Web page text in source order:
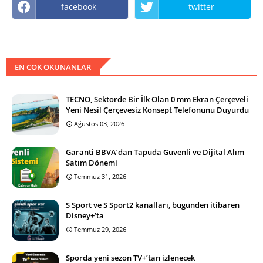
facebook twitter
EN COK OKUNANLAR
TECNO, Sektörde Bir İlk Olan 0 mm Ekran Çerçeveli
Yeni Nesil Çerçevesiz Konsept Telefonunu Duyurdu
Ağustos 03, 2026
Garanti BBVA’dan Tapuda Güvenli ve Dijital Alım
Satım Dönemi
Temmuz 31, 2026
S Sport ve S Sport2 kanalları, bugünden itibaren
Disney+’ta
Temmuz 29, 2026
Sporda yeni sezon TV+’tan izlenecek